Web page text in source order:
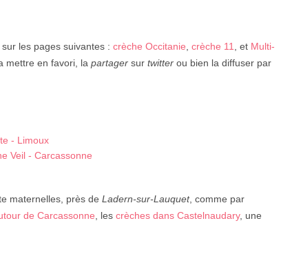
les pages suivantes : crèche Occitanie crèche 11 , et Multi-
mettre en favori, la partager sur twitter ou bien la diffuser par
- Limoux
Veil - Carcassonne
maternelles, près de Ladern-sur-Lauquet, comme par
de Carcassonne , les crèches dans Castelnaudary, une